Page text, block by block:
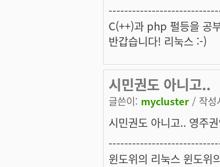
C(++)과 php 펄등을 공
반갑습니다! 리눅스 :-)
시민권도 아니고..
글쓴이: mycluster / 작
시민권도 아니고.. 영주
윈도위의 리눅스 윈도위